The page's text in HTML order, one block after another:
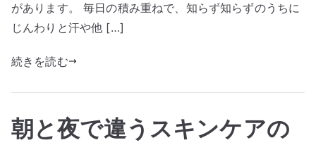
があります。 毎日の積み重ねで、知らず知らずのうちに
じんわりと汗や他 […]
続きを読む
朝と夜で違うスキンケアの